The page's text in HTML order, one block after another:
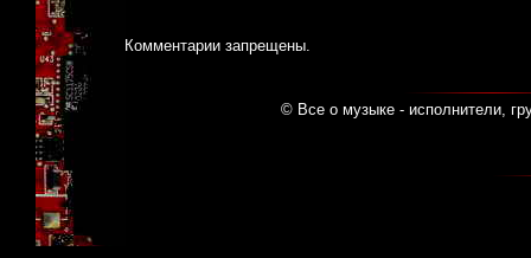
Комментарии запрещены.
© Все о музыке - исполнители,